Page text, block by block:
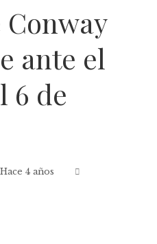
ante el
6 de
Hace 4 años